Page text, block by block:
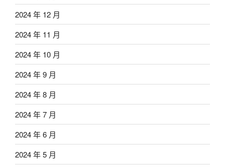
2024 年 12 月
2024 年 11 月
2024 年 10 月
2024 年 9 月
2024 年 8 月
2024 年 7 月
2024 年 6 月
2024 年 5 月